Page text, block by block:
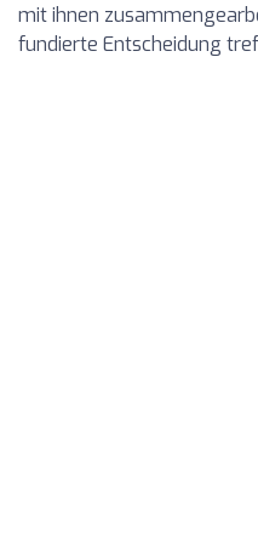
mit ihnen
fundierte Entscheidung